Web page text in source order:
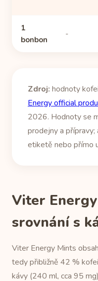
1
bonbon
-
Zdroj: hodnoty
Energy official
2026. Hodnoty se
prodejny a přípravy;
etiketě nebo přímo
Viter
srovnání s
Viter Energy Mints
tedy přibližně 42 %
kávy (240 ml, cca 95